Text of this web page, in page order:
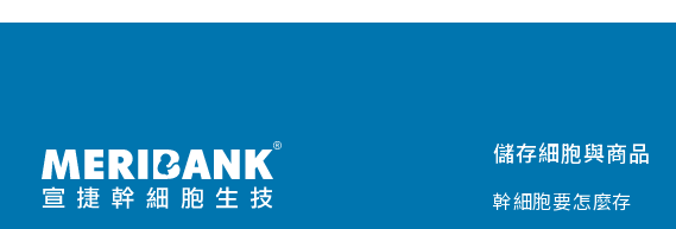
儲存細胞與商品
幹細胞要怎麼存